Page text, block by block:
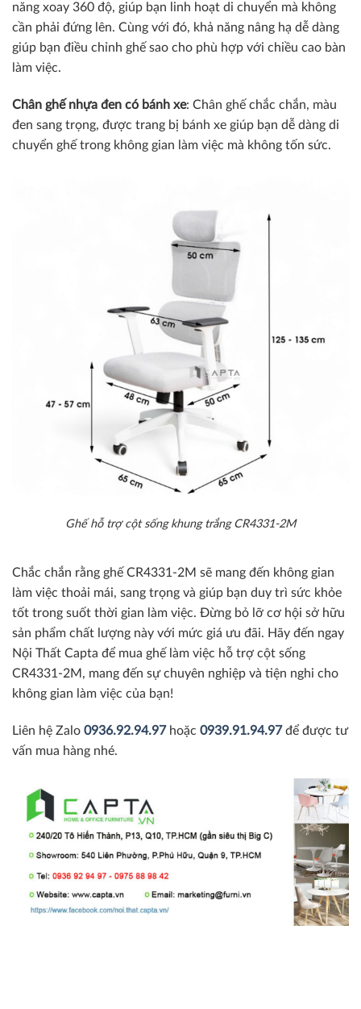
năng xoay 360 độ, giúp bạn linh hoạt di chuyển mà không
cần phải đứng lên. Cùng với đó, khả năng nâng hạ dễ dàng
giúp bạn điều chỉnh ghế sao cho phù hợp với chiều cao bàn
làm việc.
Chân ghế nhựa đen có bánh xe: Chân ghế chắc chắn, màu
đen sang trọng, được trang bị bánh xe giúp bạn dễ dàng di
chuyển ghế trong không gian làm việc mà không tốn sức.
Ghế hỗ trợ cột sống khung trắng CR4331-2M
Chắc chắn rằng ghế CR4331-2M sẽ mang đến không gian
làm việc thoải mái, sang trọng và giúp bạn duy trì sức khỏe
tốt trong suốt thời gian làm việc. Đừng bỏ lỡ cơ hội sở hữu
sản phẩm chất lượng này với mức giá ưu đãi. Hãy đến ngay
Nội Thất Capta để mua ghế làm việc hỗ trợ cột sống
CR4331-2M, mang đến sự chuyên nghiệp và tiện nghi cho
không gian làm việc của bạn!
Liên hệ Zalo 0936.92.94.97hoặc 0939.91.94.97 để được tư
vấn mua hàng nhé.